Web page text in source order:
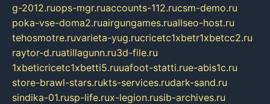
g-2012.ruops-mgr.ruaccounts-112.rucsm-demo.ru
poka-vse-doma2.ruairgungames.ruallseo-host.ru
tehosmotre.ruvarieta-yug.rucricetc1xbetr1xbetcc2.ru
raytor-d.ruatillagunn.ru3d-file.ru
1xbeticricetc1xbetti5.ruuafoot-statti.rue-abis1c.ru
store-brawl-stars.rukts-services.rudark-sand.ru
sindika-01.rusp-life.rux-legion.rusib-archives.ru